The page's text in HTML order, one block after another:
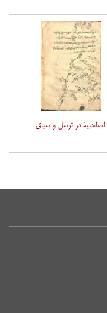
الصاحبیة در ترسل و سیاق